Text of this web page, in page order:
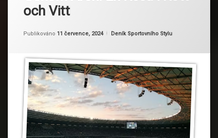
och Vitt
Publikováno 11 července, 2024
Aktualizováno 11 července, 2024
Od Ruby
Kategorie:
Deník Sportovního Stylu